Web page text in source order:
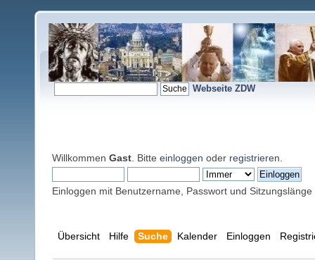
Webseite ZDW
Willkommen Gast . Bitte einloggen oder registrieren
Einloggen mit Benutzername, Passwort und Sitzungslänge
Übersicht Hilfe Suche Kalender Einloggen